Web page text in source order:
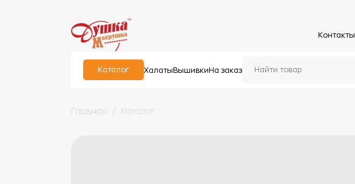
Контакты
Каталог Халаты Вышивки На заказ
Главная Каталог